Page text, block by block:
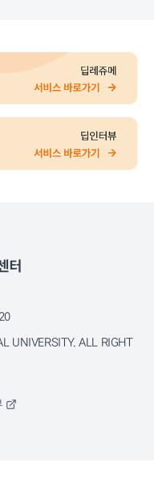
UNIVERSITY. ALL RIGHT